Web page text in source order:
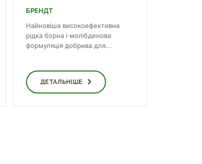
БРЕНДТ
Найновіша високоефективна
рідка борна і молібденова
формуляція добрива для...
ДЕТАЛЬНІШЕ